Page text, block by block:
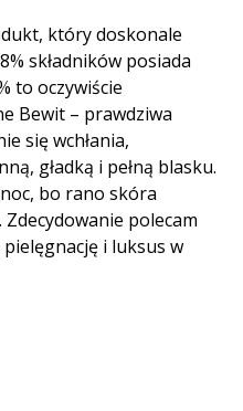
który doskonale
składników posiada
to oczywiście
Bewit – prawdziwa
się wchłania,
gładką i pełną blasku.
bo rano skóra
polecam
i luksus w